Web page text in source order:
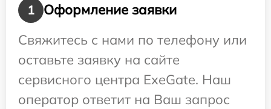
1
Оформление заявки
Свяжитесь с нами по телефону или
оставьте заявку на сайте
сервисного центра ExeGate. Наш
оператор ответит на Ваш запрос